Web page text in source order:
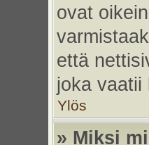
ovat
että
joka vaatii
Ylös
» Miksi